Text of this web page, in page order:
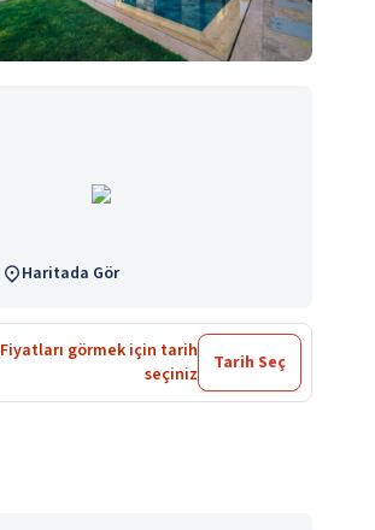
Haritada Gör
Fiyatları görmek için tarih
seçiniz
Tarih Seç